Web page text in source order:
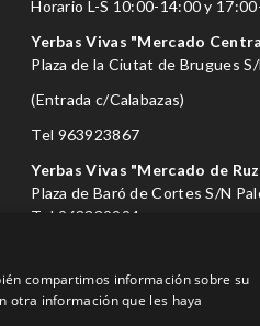
Horario L-S 10:00-14:00 y
Yerbas Vivas "Mercado
Plaza de la Ciutat de Brugues
(Entrada c/Calabazas)
Tel 963923867
Yerbas Vivas "Mercado de
Plaza de Baró de Cortes S/N
Tel 963339994
info@yerbasvivas.es
compartimos información sobre su
otra información que les haya